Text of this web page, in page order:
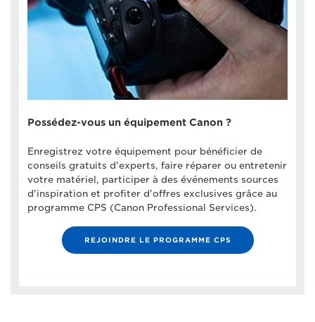
Possédez-vous un équipement Canon ?
Enregistrez votre équipement pour bénéficier de
conseils gratuits d'experts, faire réparer ou entretenir
votre matériel, participer à des événements sources
d'inspiration et profiter d'offres exclusives grâce au
programme CPS (Canon Professional Services).
REJOINDRE LE PROGRAMME CPS